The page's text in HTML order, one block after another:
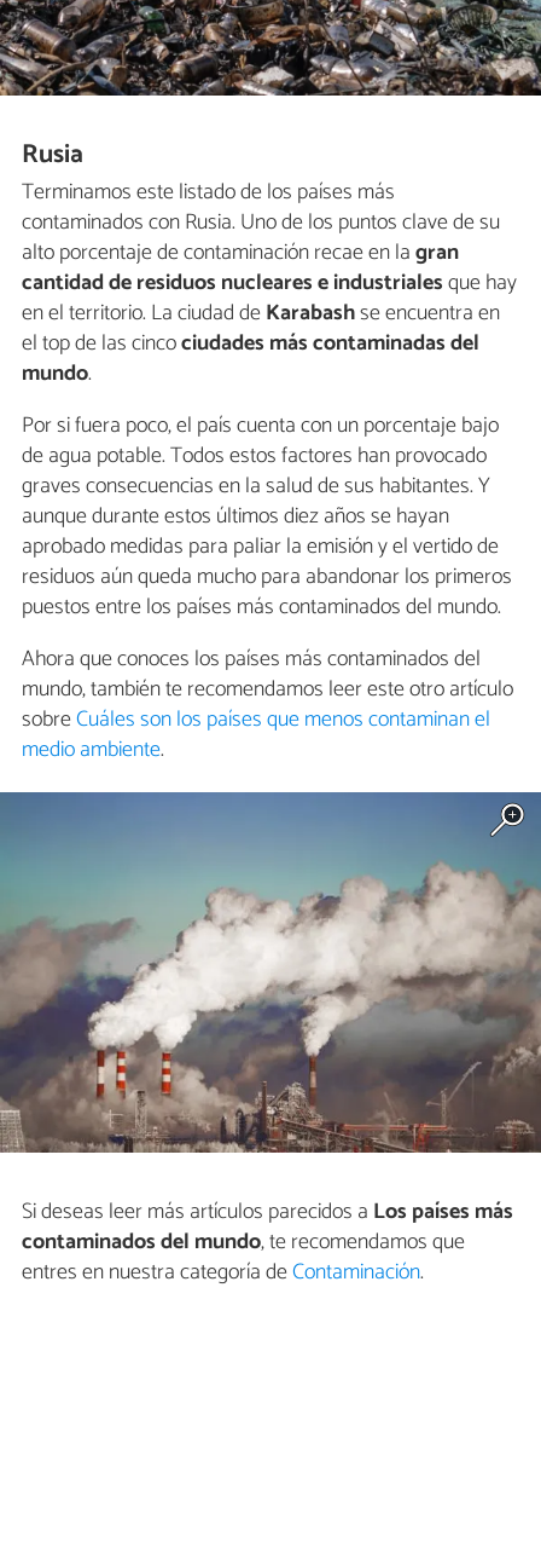
Rusia
Terminamos este listado de los países más
contaminados con Rusia. Uno de los puntos clave de su
alto porcentaje de contaminación recae en lagran
cantidad de residuos nucleares e industrialesque hay
en el territorio. La ciudad deKarabashse encuentra en
el top de las cincociudades más contaminadas del
mundo.
Por si fuera poco, el país cuenta con un porcentaje bajo
de agua potable. Todos estos factores han provocado
graves consecuencias en la salud de sus habitantes. Y
aunque durante estos últimos diez años se hayan
aprobado medidas para paliar la emisión y el vertido de
residuos aún queda mucho para abandonar los primeros
puestos entre los países más contaminados del mundo.
Ahora que conoces los países más contaminados del
mundo, también te recomendamos leer este otro artículo
sobreCuáles son los países que menos contaminan el
medio ambiente.
Si deseas leer más artículos parecidos a Los países más
contaminados del mundo, te recomendamos que
entres en nuestra categoría deContaminación.